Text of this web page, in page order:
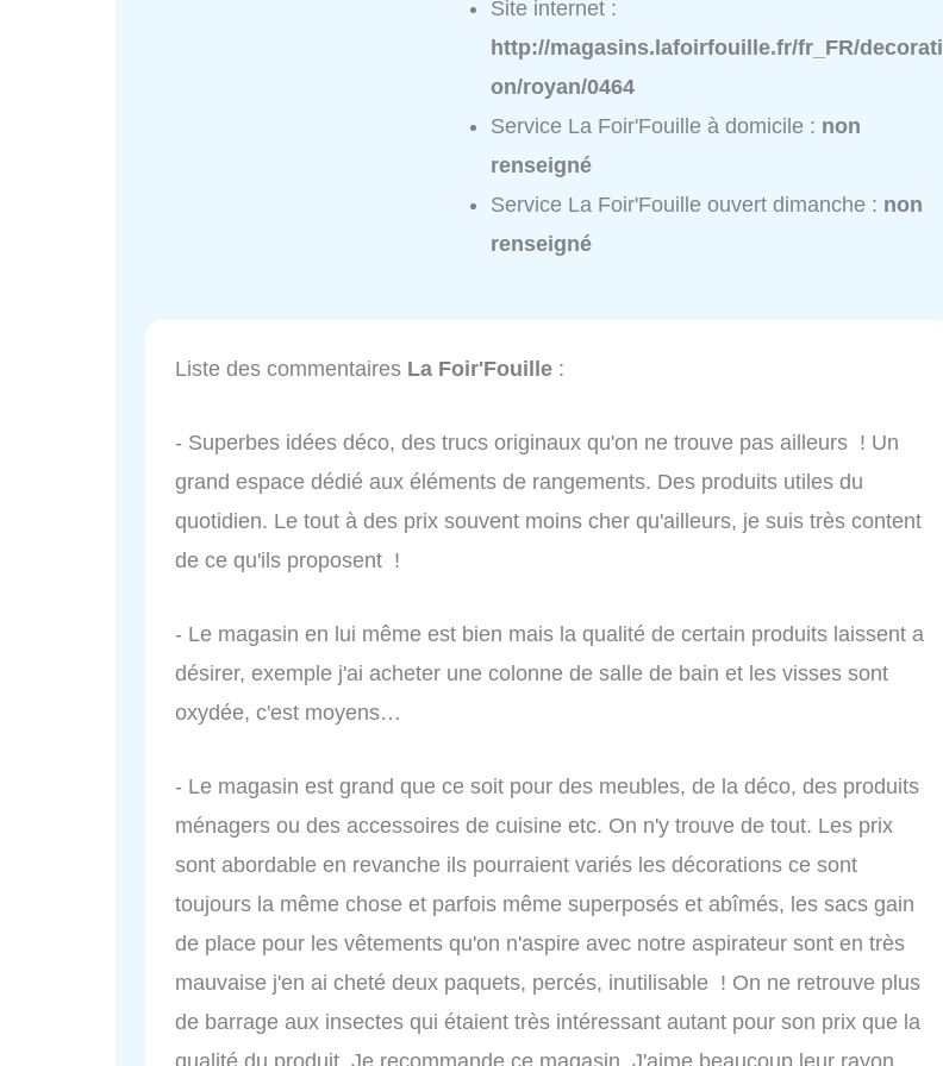
Site internet :
http://magasins.lafoirfouille.fr/fr_FR/decorati
on/royan/0464
Service La Foir'Fouille à domicile : non
renseigné
Service La Foir'Fouille ouvert dimanche : non
renseigné
Liste des commentaires La Foir'Fouille :
- Superbes idées déco, des trucs originaux qu'on ne trouve pas ailleurs ! Un
grand espace dédié aux éléments de rangements. Des produits utiles du
quotidien. Le tout à des prix souvent moins cher qu'ailleurs, je suis très content
de ce qu'ils proposent !
- Le magasin en lui même est bien mais la qualité de certain produits laissent a
désirer, exemple j'ai acheter une colonne de salle de bain et les visses sont
oxydée, c'est moyens…
- Le magasin est grand que ce soit pour des meubles, de la déco, des produits
ménagers ou des accessoires de cuisine etc. On n'y trouve de tout. Les prix
sont abordable en revanche ils pourraient variés les décorations ce sont
toujours la même chose et parfois même superposés et abîmés, les sacs gain
de place pour les vêtements qu'on n'aspire avec notre aspirateur sont en très
mauvaise j'en ai cheté deux paquets, percés, inutilisable ! On ne retrouve plus
de barrage aux insectes qui étaient très intéressant autant pour son prix que la
qualité du produit. Je recommande ce magasin. J'aime beaucoup leur rayon